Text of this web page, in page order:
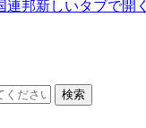
連邦新しいタブで開く
検索